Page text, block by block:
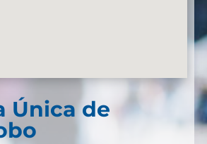
Única de